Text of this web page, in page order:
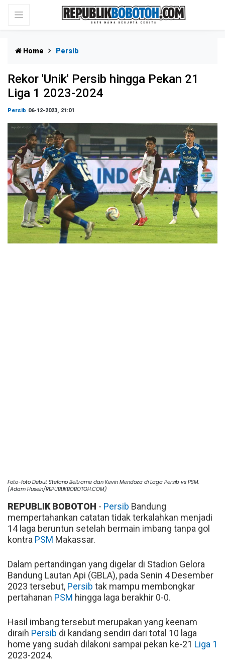
Home Persib
Rekor 'Unik' Persib hingga Pekan 21
Liga 1 2023-2024
Persib 06-12-2023, 21:01
Foto-foto Debut Stefano Beltrame dan Kevin Mendoza di Laga Persib vs PSM.
(Adam Husein/REPUBLIKBOBOTOH.COM)
REPUBLIK BOBOTOH - Persib Bandung
mempertahankan catatan tidak terkalahkan menjadi
14 laga beruntun setelah bermain imbang tanpa gol
kontra PSM Makassar.
Dalam pertandingan yang digelar di Stadion Gelora
Bandung Lautan Api (GBLA), pada Senin 4 Desember
2023 tersebut, Persib tak mampu membongkar
pertahanan PSM hingga laga berakhir 0-0.
Hasil imbang tersebut merupakan yang keenam
diraih Persib di kandang sendiri dari total 10 laga
home yang sudah dilakoni sampai pekan ke-21 Liga 1
2023-2024.